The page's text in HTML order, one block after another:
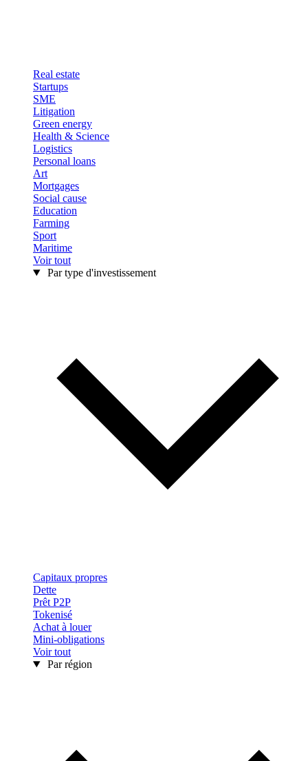
Real estate
Startups
SME
Litigation
Green energy
Health & Science
Logistics
Personal loans
Art
Mortgages
Social cause
Education
Farming
Sport
Maritime
Voir tout
Par type d'investissement
Capitaux propres
Dette
Prêt P2P
Tokenisé
Achat à louer
Mini-obligations
Voir tout
Par région